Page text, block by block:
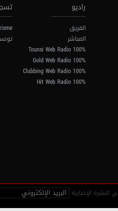
راديو
الفريق
المباشر
100% Tounsi Web Radio
100% Gold Web Radio
100% Clubbing Web Radio
100% Hit Web Radio
الإخبارية